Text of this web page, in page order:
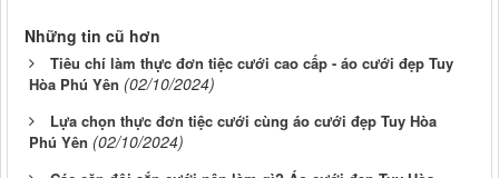
Những tin cũ hơn
Tiêu chí làm thực đơn tiệc cưới cao cấp - áo cưới đẹp Tuy
Hòa Phú Yên (02/10/2024)
Lựa chọn thực đơn tiệc cưới cùng áo cưới đẹp Tuy Hòa
Phú Yên (02/10/2024)